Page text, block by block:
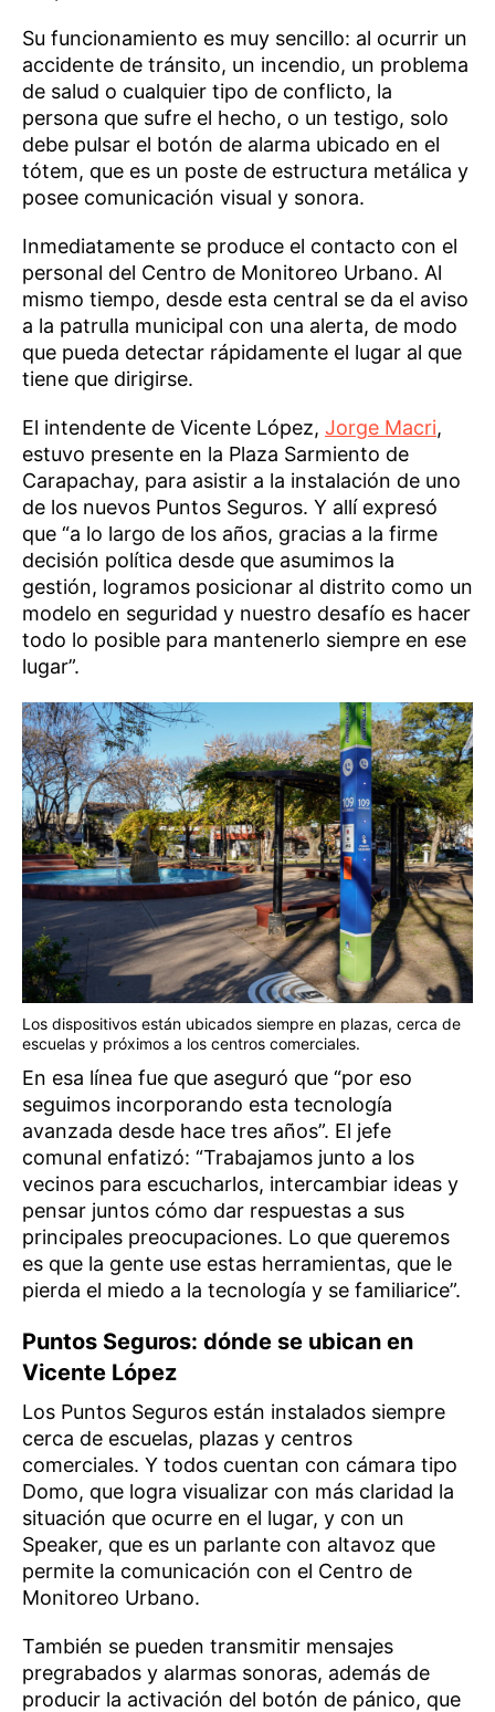
Su funcionamiento es muy sencillo: al ocurrir un
accidente de tránsito, un incendio, un problema
de salud o cualquier tipo de conflicto, la
persona que sufre el hecho, o un testigo, solo
debe pulsar el botón de alarma ubicado en el
tótem, que es un poste de estructura metálica y
posee comunicación visual y sonora.
Inmediatamente se produce el contacto con el
personal del Centro de Monitoreo Urbano. Al
mismo tiempo, desde esta central se da el aviso
a la patrulla municipal con una alerta, de modo
que pueda detectar rápidamente el lugar al que
tiene que dirigirse.
El intendente de Vicente López, Jorge Macri,
estuvo presente en la Plaza Sarmiento de
Carapachay, para asistir a la instalación de uno
de los nuevos Puntos Seguros. Y allí expresó
que “a lo largo de los años, gracias a la firme
decisión política desde que asumimos la
gestión, logramos posicionar al distrito como un
modelo en seguridad y nuestro desafío es hacer
todo lo posible para mantenerlo siempre en ese
lugar”.
Los dispositivos están ubicados siempre en plazas, cerca de
escuelas y próximos a los centros comerciales.
En esa línea fue que aseguró que “por eso
seguimos incorporando esta tecnología
avanzada desde hace tres años”. El jefe
comunal enfatizó: “Trabajamos junto a los
vecinos para escucharlos, intercambiar ideas y
pensar juntos cómo dar respuestas a sus
principales preocupaciones. Lo que queremos
es que la gente use estas herramientas, que le
pierda el miedo a la tecnología y se familiarice”.
Puntos Seguros: dónde se ubican en
Vicente López
Los Puntos Seguros están instalados siempre
cerca de escuelas, plazas y centros
comerciales. Y todos cuentan con cámara tipo
Domo, que logra visualizar con más claridad la
situación que ocurre en el lugar, y con un
Speaker, que es un parlante con altavoz que
permite la comunicación con el Centro de
Monitoreo Urbano.
También se pueden transmitir mensajes
pregrabados y alarmas sonoras, además de
producir la activación del botón de pánico, que